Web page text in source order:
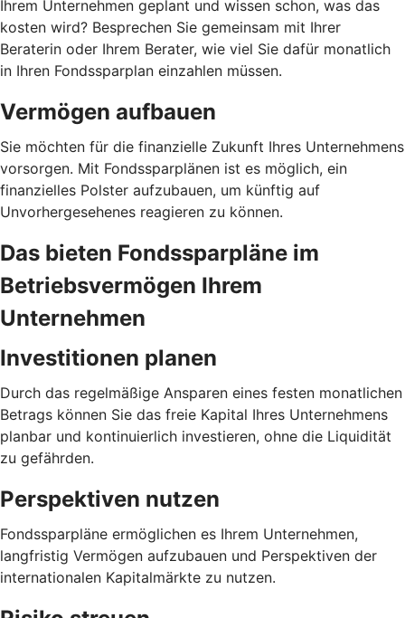
Ihrem Unternehmen geplant und wissen schon, was das
kosten wird? Besprechen Sie gemeinsam mit Ihrer
Beraterin oder Ihrem Berater, wie viel Sie dafür monatlich
in Ihren Fondssparplan einzahlen müssen.
Vermögen aufbauen
Sie möchten für die finanzielle Zukunft Ihres Unternehmens
vorsorgen. Mit Fondssparplänen ist es möglich, ein
finanzielles Polster aufzubauen, um künftig auf
Unvorhergesehenes reagieren zu können.
Das bieten Fondssparpläne im
Betriebsvermögen Ihrem
Unternehmen
Investitionen planen
Durch das regelmäßige Ansparen eines festen monatlichen
Betrags können Sie das freie Kapital Ihres Unternehmens
planbar und kontinuierlich investieren, ohne die Liquidität
zu gefährden.
Perspektiven nutzen
Fondssparpläne ermöglichen es Ihrem Unternehmen,
langfristig Vermögen aufzubauen und Perspektiven der
internationalen Kapitalmärkte zu nutzen.